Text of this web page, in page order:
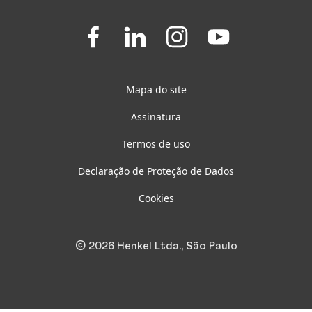
Folgen
Sie
uns
Folgen
uns
Folgen
Sie
uns
Folgen
Sie
Mapa do site
Assinatura
Termos de uso
Declaração de Proteção de Dados
Cookies
© 2026 Henkel Ltda., São Paulo